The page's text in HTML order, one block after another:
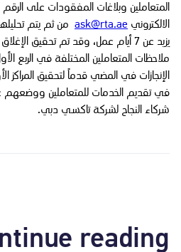
الالكتروني ask@rta.ae من ثم يتم
الإنجازات في المضي قدماً لتحقيق المراكز
في تقديم الخدمات للمتعاملين ووضعهم
شركاء النجاح لشركة تاكسي دبي.
reading